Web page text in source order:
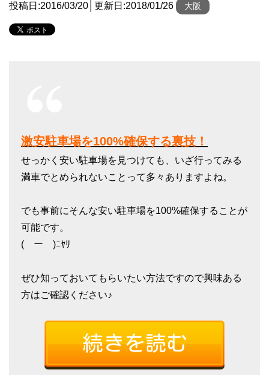
投稿日:2016/03/20 │更新日:2018/01/26 大阪
激安駐車場を100%確保する裏技！
せっかく安い駐車場を見つけても、いざ行ってみる
満車でとめられないことって多々ありますよね。
でも事前にそんな安い駐車場を100%確保することが
可能です。
(￣ー￣)ﾆﾔﾘ
ぜひ知っておいてもらいたい方法ですので興味ある
方はご確認ください♪